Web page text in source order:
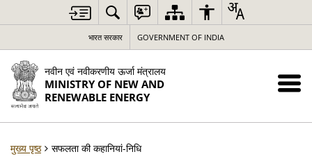
भारत सरकार GOVERNMENT OF INDIA
नवीन एवं नवीकरणीय ऊर्जा मंत्रालय
MINISTRY OF NEW AND
RENEWABLE ENERGY
मुख्य पृष्ठ सफलता की कहानियां-निधि